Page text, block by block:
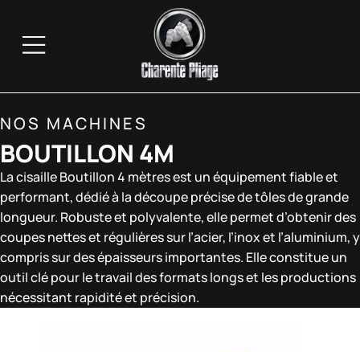
NOS MACHINES
BOUTILLON 4M
La cisaille Boutillon 4 mètres est un équipement fiable et
performant, dédié à la découpe précise de tôles de grande
longueur. Robuste et polyvalente, elle permet d’obtenir des
coupes nettes et régulières sur l’acier, l’inox et l’aluminium, y
compris sur des épaisseurs importantes. Elle constitue un
outil clé pour le travail des formats longs et les productions
nécessitant rapidité et précision.